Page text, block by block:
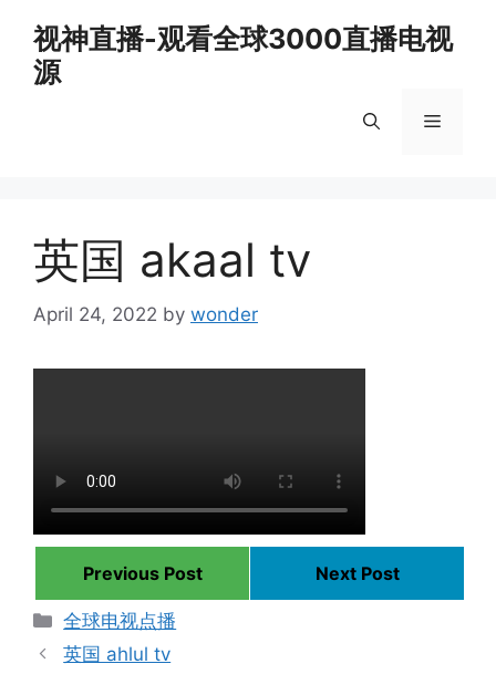
content
视神直播-观看全球3000直播电视
源
Menu
英国 akaal tv
April 24, 2022 by wonder
Previous Post
Next Post
Categories
全球电视点播
英国 ahlul tv